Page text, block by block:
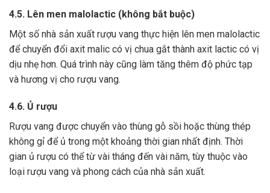
4.5. Lên men malolactic (không bắt buộc)
Một số nhà sản xuất rượu vang thực hiện lên men malolactic
để chuyển đổi axit malic có vị chua gắt thành axit lactic có vị
dịu nhẹ hơn. Quá trình này cũng làm tăng thêm độ phức tạp
và hương vị cho rượu vang.
4.6. Ủ rượu
Rượu vang được chuyển vào thùng gỗ sồi hoặc thùng thép
không gỉ để ủ trong một khoảng thời gian nhất định. Thời
gian ủ rượu có thể từ vài tháng đến vài năm, tùy thuộc vào
loại rượu vang và phong cách của nhà sản xuất.